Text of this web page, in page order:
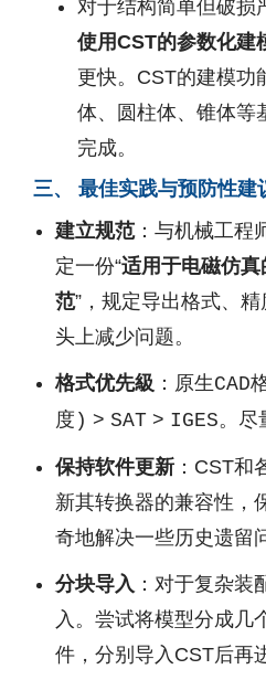
对于结构简单但破损
使用CST的参数化建
更快。CST的建模功
体、圆柱体、锥体等
完成。
三、 最佳实践与预防性建
建立规范：与机械工程
定一份“适用于电磁仿
范”，规定导出格式、
头上减少问题。
格式优先級 ： 原生CAD
度) > SAT > IGES。尽
保持软件更新 ：CST和
新其转换器的兼容性，
奇地解决一些历史遗留
分块导入 ：对于复杂装
入。尝试将模型分成几
件，分别导入CST后再